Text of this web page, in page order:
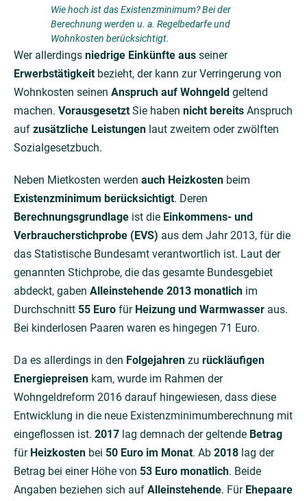
Wie hoch ist das Existenzminimum? Bei der
Berechnung werden u. a. Regelbedarfe und
Wohnkosten berücksichtigt.
Wer allerdings niedrige Einkünfte aus seiner
Erwerbstätigkeitbezieht, der kann zur Verringerung von
Wohnkosten seinen Anspruch auf Wohngeld geltend
machen. VorausgesetztSie haben nicht bereits Anspruch
auf zusätzliche Leistungen laut zweitem oder zwölften
Sozialgesetzbuch.
Neben Mietkosten werden auch Heizkosten beim
Existenzminimum berücksichtigt. Deren
Berechnungsgrundlage ist die Einkommens- und
Verbraucherstichprobe (EVS) aus dem Jahr 2013, für die
das Statistische Bundesamt verantwortlich ist. Laut der
genannten Stichprobe, die das gesamte Bundesgebiet
abdeckt, gaben Alleinstehende 2013 monatlich im
Durchschnitt 55 Euro für Heizung und Warmwasser aus.
Bei kinderlosen Paaren waren es hingegen 71 Euro.
Da es allerdings in den Folgejahren zu rückläufigen
Energiepreisen kam, wurde im Rahmen der
Wohngeldreform 2016 darauf hingewiesen, dass diese
Entwicklung in die neue Existenzminimumberechnung mit
eingeflossen ist. 2017 lag demnach der geltende Betrag
für Heizkosten bei 50 Euro im Monat. Ab 2018 lag der
Betrag bei einer Höhe von 53 Euro monatlich. Beide
Angaben beziehen sich auf Alleinstehende. Für Ehepaare